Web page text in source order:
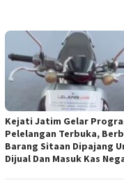
Kejati Jatim Gelar
Pelelangan Terbuka,
Barang Sitaan Dipajang
Dijual Dan Masuk Kas